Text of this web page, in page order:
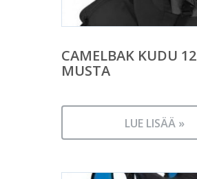
CAMELBAK KUDU 12
MUSTA
LUE LISÄÄ »